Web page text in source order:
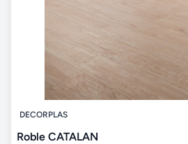
DECORPLAS
Roble CATALAN